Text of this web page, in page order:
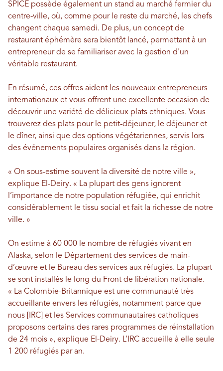
SPICE possède également un stand au marché fermier du
centre-ville, où, comme pour le reste du marché, les chefs
changent chaque samedi. De plus, un concept de
restaurant éphémère sera bientôt lancé, permettant à un
entrepreneur de se familiariser avec la gestion d'un
véritable restaurant.
En résumé, ces offres aident les nouveaux entrepreneurs
internationaux et vous offrent une excellente occasion de
découvrir une variété de délicieux plats ethniques. Vous
trouverez des plats pour le petit-déjeuner, le déjeuner et
le dîner, ainsi que des options végétariennes, servis lors
des événements populaires organisés dans la région.
« On sous-estime souvent la diversité de notre ville »,
explique El-Deiry. « La plupart des gens ignorent
l’importance de notre population réfugiée, qui enrichit
considérablement le tissu social et fait la richesse de notre
ville. »
On estime à 60 000 le nombre de réfugiés vivant en
Alaska, selon le Département des services de main-
d’œuvre et le Bureau des services aux réfugiés. La plupart
se sont installés le long du Front de libération nationale.
« La Colombie-Britannique est une communauté très
accueillante envers les réfugiés, notamment parce que
nous [IRC] et les Services communautaires catholiques
proposons certains des rares programmes de réinstallation
de 24 mois », explique El-Deiry. L’IRC accueille à elle seule
1 200 réfugiés par an.